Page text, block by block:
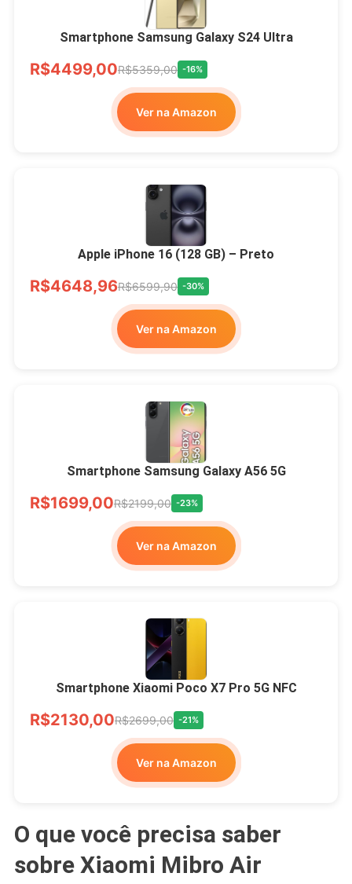
Smartphone Samsung Galaxy S24 Ultra
R$4499,00R$5359,00 -16%
Ver na Amazon
Apple iPhone 16 (128 GB) – Preto
R$4648,96R$6599,90 -30%
Ver na Amazon
Smartphone Samsung Galaxy A56 5G
R$1699,00R$2199,00 -23%
Ver na Amazon
Smartphone Xiaomi Poco X7 Pro 5G NFC
R$2130,00R$2699,00 -21%
Ver na Amazon
O que você precisa saber
sobre Xiaomi Mibro Air